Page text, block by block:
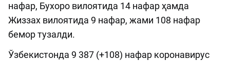
нафар, Бухоро вилоятида 14 нафар ҳамда
Жиззах вилоятида 9 нафар, жами 108 нафар
бемор тузалди.
Ўзбекистонда 9 387 (+108) нафар коронавирус